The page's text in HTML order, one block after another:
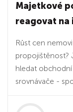
Majetkové
reagovat na
Růst cen
propojištěnost?
hledat
srovnávače -